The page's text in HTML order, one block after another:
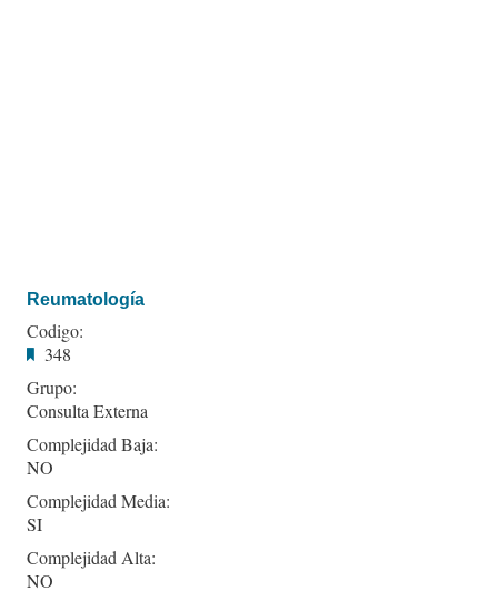
Reumatología
Codigo:
348
Grupo:
Consulta Externa
Complejidad Baja:
NO
Complejidad Media:
SI
Complejidad Alta:
NO